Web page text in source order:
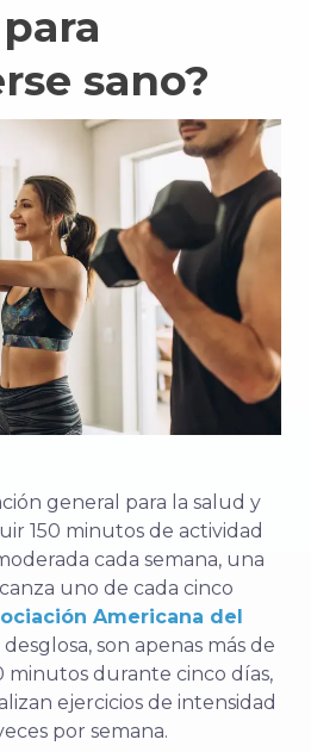
sano?
general para la salud y
150 minutos de actividad
cada semana, una
uno de cada cinco
Americana del
desglosa, son apenas más de
minutos durante cinco días,
ejercicios de intensidad
por semana.